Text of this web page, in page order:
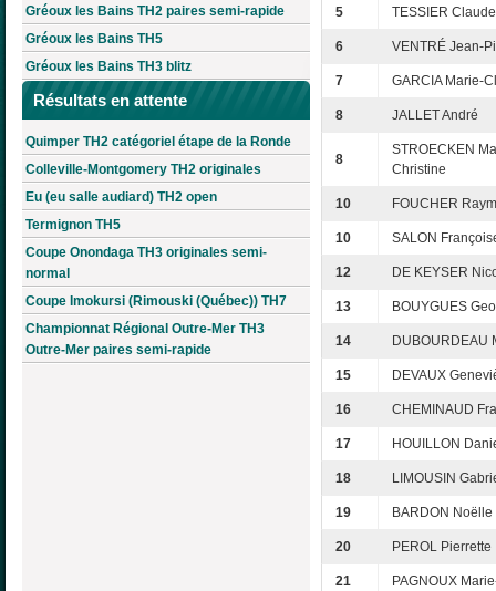
Gréoux les Bains TH2 paires semi-rapide
Gréoux les Bains TH5
Gréoux les Bains TH3 blitz
Résultats en attente
Quimper TH2 catégoriel étape de la Ronde
Colleville-Montgomery TH2 originales
Eu (eu salle audiard) TH2 open
Termignon TH5
Coupe Onondaga TH3 originales semi-
normal
Coupe Imokursi (Rimouski (Québec)) TH7
Championnat Régional Outre-Mer TH3
Outre-Mer paires semi-rapide
5 TESSIER Claude
6 VENTRÉ Jean-
7 GARCIA Marie-
8 JALLET André
8
STROECKEN
Christine
10 FOUCHER
10 SALON
12 DE KEYSER
13 BOUYGUES
14 DUBOURDEAU
15 DEVAUX
16 CHEMINAUD
17 HOUILLON
18 LIMOUSIN
19 BARDON Noëlle
20 PEROL Pierrette
21 PAGNOUX